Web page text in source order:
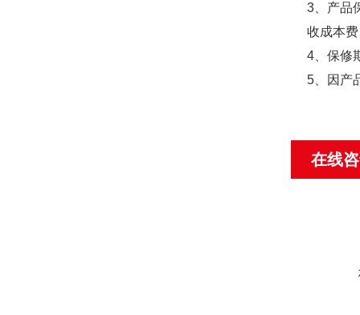
3、产品
收成本
4、保修
5、因产
在线